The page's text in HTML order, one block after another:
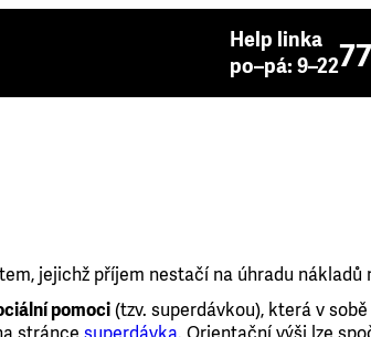
Help linka
po–pá: 9–22
jejichž příjem nestačí na úhradu nákladů
pomoci(tzv. superdávkou), která v